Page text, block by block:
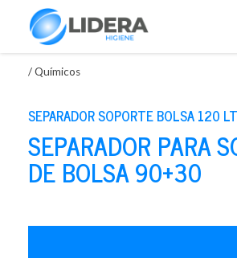
/Químicos
SEPARADOR SOPORTE BOLSA 120
SEPARADOR PARA
DE BOLSA 90+30